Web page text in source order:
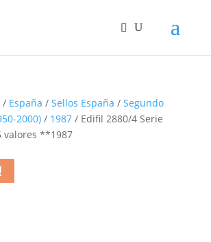
/ España / Sellos España / Segundo
2000)/ 1987/ Edifil 2880/4 Serie
valores **1987